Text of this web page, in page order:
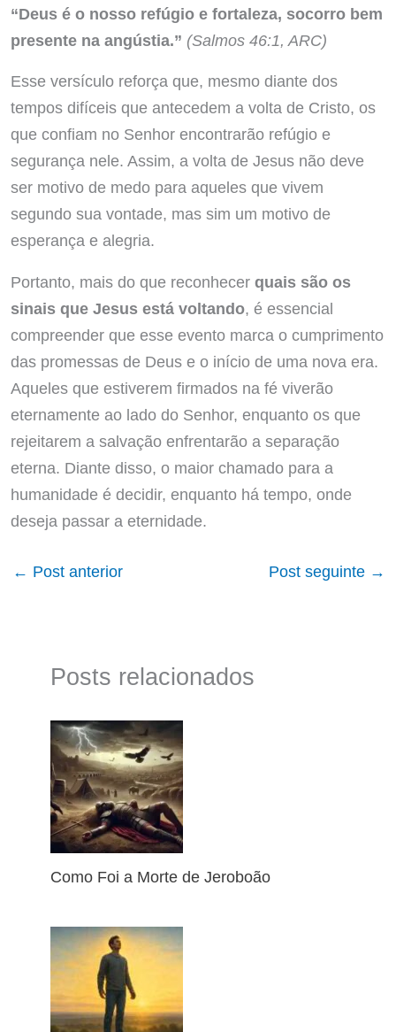
“Deus é o nosso refúgio e fortaleza, socorro bem
presente na angústia.” (Salmos 46:1, ARC)
Esse versículo reforça que, mesmo diante dos
tempos difíceis que antecedem a volta de Cristo, os
que confiam no Senhor encontrarão refúgio e
segurança nele. Assim, a volta de Jesus não deve
ser motivo de medo para aqueles que vivem
segundo sua vontade, mas sim um motivo de
esperança e alegria.
Portanto, mais do que reconhecer quais são os
sinais que Jesus está voltando, é essencial
compreender que esse evento marca o cumprimento
das promessas de Deus e o início de uma nova era.
Aqueles que estiverem firmados na fé viverão
eternamente ao lado do Senhor, enquanto os que
rejeitarem a salvação enfrentarão a separação
eterna. Diante disso, o maior chamado para a
humanidade é decidir, enquanto há tempo, onde
deseja passar a eternidade.
← Post anterior Post seguinte →
Posts relacionados
Como Foi a Morte de Jeroboão